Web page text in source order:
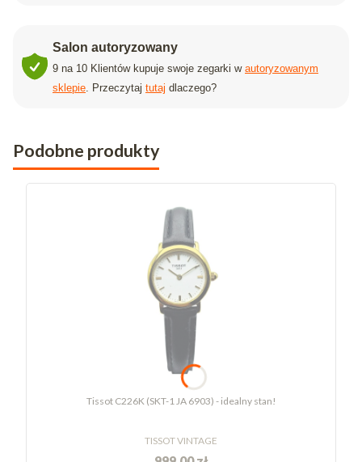
Salon autoryzowany
9 na 10 Klientów kupuje swoje zegarki w autoryzowanym
sklepie. Przeczytaj tutaj dlaczego?
Podobne produkty
Tissot C226K (SKT-1 JA 6903) - idealny stan!
TISSOT VINTAGE